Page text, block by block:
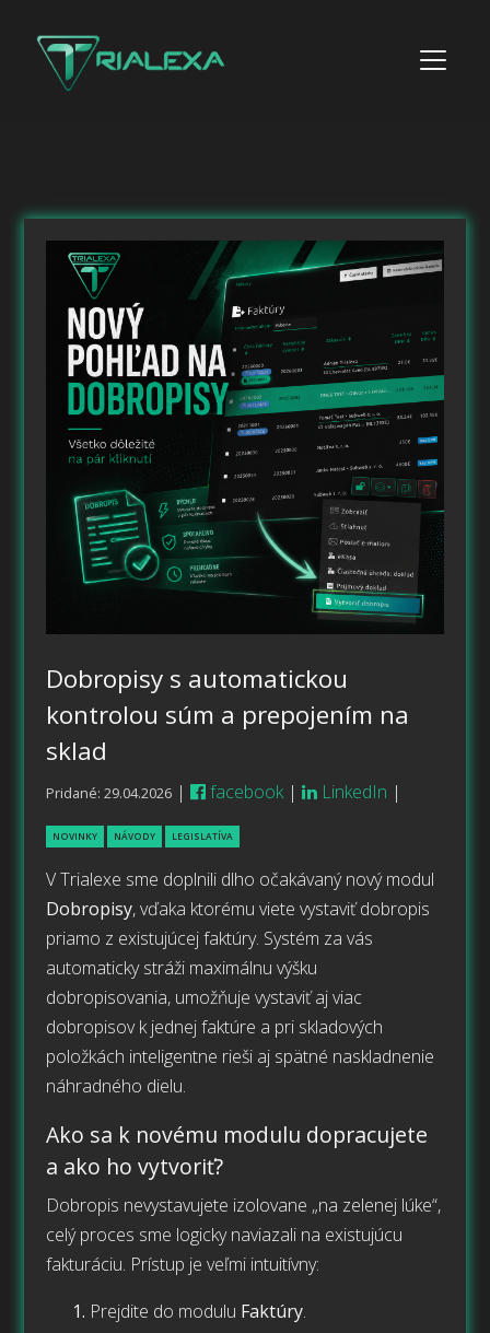
Dobropisy s automatickou
kontrolou súm a prepojením na
sklad
Pridané: 29.04.2026 | facebook| LinkedIn |
NOVINKY NÁVODY LEGISLATÍVA
V Trialexe sme doplnili dlho očakávaný nový modul
Dobropisy, vďaka ktorému viete vystaviť dobropis
priamo z existujúcej faktúry. Systém za vás
automaticky stráži maximálnu výšku
dobropisovania, umožňuje vystaviť aj viac
dobropisov k jednej faktúre a pri skladových
položkách inteligentne rieši aj spätné naskladnenie
náhradného dielu.
Ako sa k novému modulu dopracujete
a ako ho vytvoriť?
Dobropis nevystavujete izolovane „na zelenej lúke“,
celý proces sme logicky naviazali na existujúcu
fakturáciu. Prístup je veľmi intuitívny:
Prejdite do modulu Faktúry.